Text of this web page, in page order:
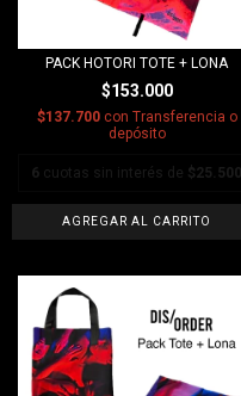
PACK HOTORI TOTE + LONA
$153.000
$137.700 con Transferencia o
depósito
6 cuotas sin interés de $25.500